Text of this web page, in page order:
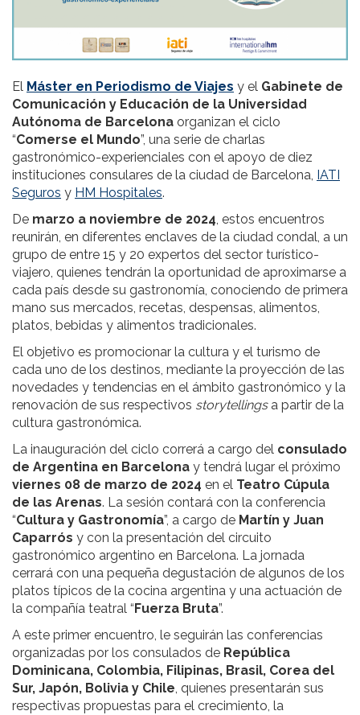
El Máster en Periodismo de Viajes y el Gabinete de
Comunicación y Educación de la Universidad
Autónoma de Barcelona organizan el ciclo
“Comerse el Mundo”, una serie de charlas
gastronómico-experienciales con el apoyo de diez
instituciones consulares de la ciudad de Barcelona, IATI
Seguros y HM Hospitales.
De marzo a noviembre de 2024, estos encuentros
reunirán, en diferentes enclaves de la ciudad condal, a un
grupo de entre 15 y 20 expertos del sector turístico-
viajero, quienes tendrán la oportunidad de aproximarse a
cada país desde su gastronomía, conociendo de primera
mano sus mercados, recetas, despensas, alimentos,
platos, bebidas y alimentos tradicionales.
El objetivo es promocionar la cultura y el turismo de
cada uno de los destinos, mediante la proyección de las
novedades y tendencias en el ámbito gastronómico y la
renovación de sus respectivos storytellingsa partir de la
cultura gastronómica.
La inauguración del ciclo correrá a cargo del consulado
de Argentina en Barcelona y tendrá lugar el próximo
viernes 08 de marzo de 2024 en el Teatro Cúpula
de las Arenas. La sesión contará con la conferencia
“Cultura y Gastronomía”, a cargo de Martín y Juan
Caparrós y con la presentación del circuito
gastronómico argentino en Barcelona. La jornada
cerrará con una pequeña degustación de algunos de los
platos típicos de la cocina argentina y una actuación de
la compañía teatral “ Fuerza Bruta”.
A este primer encuentro, le seguirán las conferencias
organizadas por los consulados de República
Dominicana, Colombia, Filipinas, Brasil, Corea del
Sur, Japón, Bolivia y Chile, quienes presentarán sus
respectivas propuestas para el crecimiento, la